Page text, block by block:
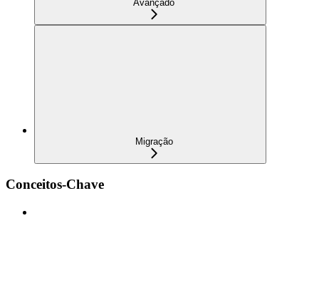
Avançado
Migração
Conceitos-Chave